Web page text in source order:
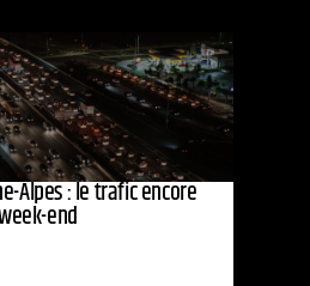
Alpes : le trafic encore
end